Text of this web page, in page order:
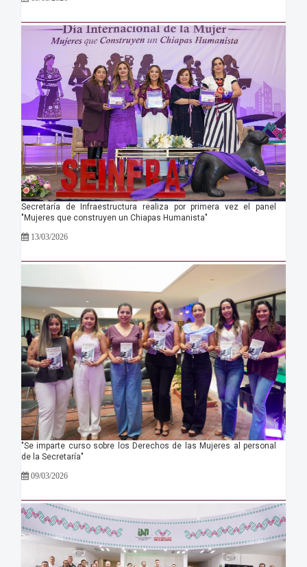
Secretaría de Infraestructura realiza por primera vez el panel
"Mujeres que construyen un Chiapas Humanista"
13/03/2026
"Se imparte curso sobre los Derechos de las Mujeres al personal
de la Secretaría"
09/03/2026